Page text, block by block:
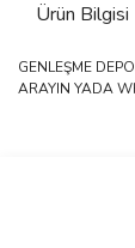
Ürün Bilgisi
GENLEŞME
ARAYIN YADA